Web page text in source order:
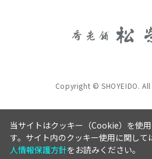
カートに
Copyright © SHOYEIDO.
当サイトはクッキー（Cookie）を使
す。サイト内のクッキー使用に関して
人情報保護方針をお読みください。